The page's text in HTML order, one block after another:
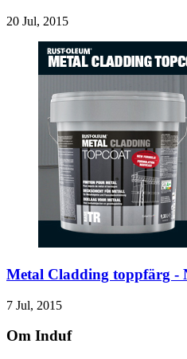
20 Jul, 2015
Metal Cladding toppfärg -
7 Jul, 2015
Om Induf